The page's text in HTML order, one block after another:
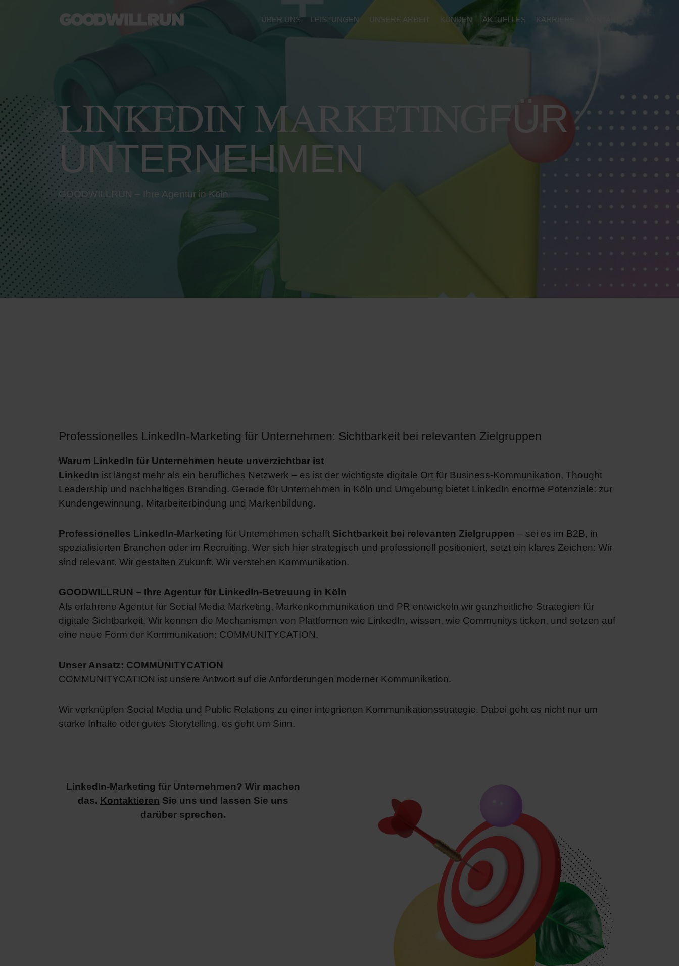
ÜBER UNS LEISTUNGEN UNSERE ARBEIT KUNDEN AKTUELLES KARRIERE
LINKEDIN MARKETING
FÜR
UNTERNEHMEN
GOODWILLRUN – Ihre Agentur in Köln
Professionelles LinkedIn-Marketing für Unternehmen: Sichtbarkeit bei relevanten Zielgruppen
Warum LinkedIn für Unternehmen heute unverzichtbar ist
LinkedIn ist längst mehr als ein berufliches Netzwerk – es ist der wichtigste digitale Ort für Business-Kommunikation, Thought
Leadership und nachhaltiges Branding. Gerade für Unternehmen in Köln und Umgebung bietet LinkedIn enorme Potenziale: zur
Kundengewinnung, Mitarbeiterbindung und Markenbildung.
Professionelles LinkedIn-Marketing für Unternehmen schafft Sichtbarkeit bei relevanten Zielgruppen – sei es im B2B, in
spezialisierten Branchen oder im Recruiting. Wer sich hier strategisch und professionell positioniert, setzt ein klares Zeichen: Wir
sind relevant. Wir gestalten Zukunft. Wir verstehen Kommunikation.
GOODWILLRUN – Ihre Agentur für LinkedIn-Betreuung in Köln
Als erfahrene Agentur für Social Media Marketing, Markenkommunikation und PR entwickeln wir ganzheitliche Strategien für
digitale Sichtbarkeit. Wir kennen die Mechanismen von Plattformen wie LinkedIn, wissen, wie Communitys ticken, und setzen auf
eine neue Form der Kommunikation: COMMUNITYCATION.
Unser Ansatz: COMMUNITYCATION
COMMUNITYCATION ist unsere Antwort auf die Anforderungen moderner Kommunikation.
Wir verknüpfen Social Media und Public Relations zu einer integrierten Kommunikationsstrategie. Dabei geht es nicht nur um
starke Inhalte oder gutes Storytelling, es geht um Sinn.
LinkedIn-Marketing für Unternehmen? Wir machen
das. Kontaktieren Sie uns und lassen Sie uns
darüber sprechen.